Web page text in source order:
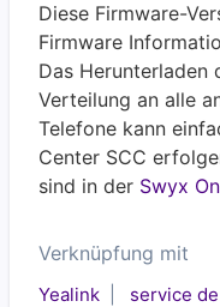
Diese Firmware-
Firmware
Das Herunterladen
Verteilung an alle
Telefone kann
Center SCC
sind in der Swyx
Verknüpfung mit
Yealink service de